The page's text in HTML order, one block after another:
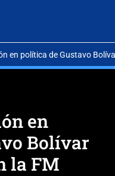
en política de Gustavo
en
Bolívar
la FM